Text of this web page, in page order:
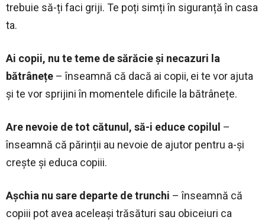
trebuie să-ți faci griji. Te poți simți în siguranță în casa
ta.
Ai copii, nu te teme de sărăcie și necazuri la
bătrânețe – înseamnă că dacă ai copii, ei te vor ajuta
și te vor sprijini în momentele dificile la bătrânețe.
Are nevoie de tot cătunul, să-i educe copilul –
înseamnă că părinții au nevoie de ajutor pentru a-și
crește și educa copiii.
Așchia nu sare departe de trunchi – înseamnă că
copiii pot avea aceleași trăsături sau obiceiuri ca